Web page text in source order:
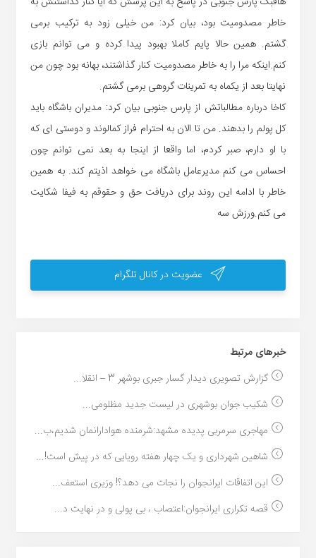
خاطر مصدومیت بود، بیان کرد: من خیلی زود به ترکیب برمی
گشتم. همین حالا پایم کاملا بهبود پیدا کرده و می توانم بازی
کنم.اینکه مرا را به خاطر مصدومیت کنار گذاشتند، بهانه بود چون من
نهایتا بعد از یکماه به تمرینات گروهی برمی گشتم.
کاخا درباره مطالباتش از پارس جنوبی بیان کرد: مدیران باشگاه باید
کل پولم را بدهند. من تا الان به احترام فراز کمالوند و دوستی ای که
با او دارم، صبر کردم، اما واقعا از اینجا به بعد نمی توانم چون
احساس می کنم مدیرعامل باشگاه می خواهد اذیتم کند. به همین
خاطر با ادامه این روند برای دریافت حق و حقوقم به فیفا شکایت
می کنم.ورزش سه
عضویت در کانال تلگرام
خبر‌های مرتبط
گزارش تصویری دیدار گسار جبری بوشهر 3 – انقلا...
شکیب جوان بوشهری در لیست جدید مظلومی...
مهاجری سرمربی پدیده مشهد:شرمنده هوادارانمان شدیم،ب...
شاهین شهرداری و یک چهار هفته رویایی که در پیش است!...
این اتفاقات ایرانجوان را نجات می دهد؟! وزیری استعف...
قصه تکراری ایرانجوان:اعتصاب ، بی پولی و در نهایت د...